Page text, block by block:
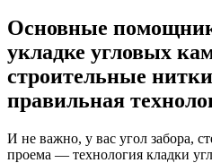
Основные
укладке угловых
строительные
правильная
И не важно, у вас угол забора,
проема — технология кладки